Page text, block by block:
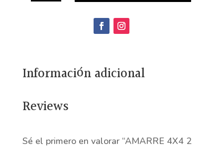
cantidad
Información adicional
Reviews
Sé el primero en valorar “AMARRE 4X4 2